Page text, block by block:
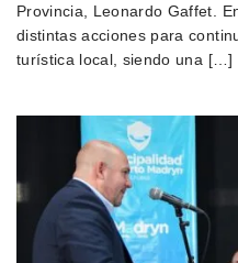
Provincia, Leonardo Gaffet.
distintas acciones para
turística local, siendo una […]